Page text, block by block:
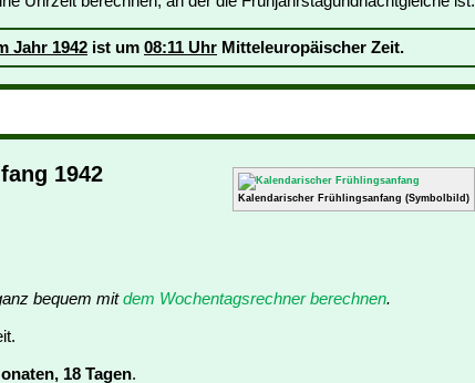
Jahr 1942 ist um 08:11 Uhr Mitteleuropäischer Zeit.
Kalendarischer Frühlingsanfang (Symbolbild)
1942
bequem mitdem Wochentagsrechner berechnen.
18 Tagen.